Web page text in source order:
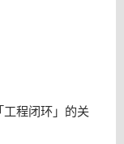
工程闭环」的关